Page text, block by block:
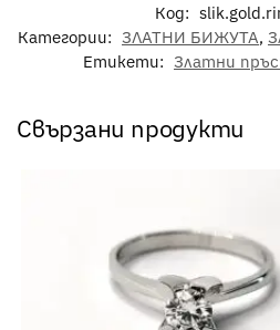
Код:
Категории: ЗЛАТНИ БИЖУТА,
Етикети: Златни
Свързани продукти